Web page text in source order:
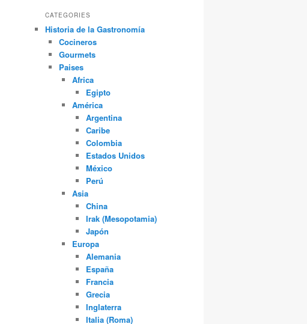
CATEGORIES
Historia de la Gastronomía
Cocineros
Gourmets
Paises
Africa
Egipto
América
Argentina
Caribe
Colombia
Estados Unidos
México
Perú
Asia
China
Irak (Mesopotamia)
Japón
Europa
Alemania
España
Francia
Grecia
Inglaterra
Italia (Roma)